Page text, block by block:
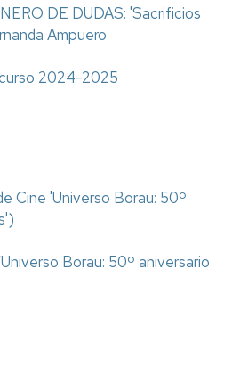
DE DUDAS: 'Sacrificios
Ampuero
2024-2025
Cine 'Universo Borau: 50º
Borau: 50º aniversario